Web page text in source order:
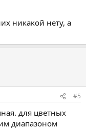
никакой нету, а
#5
для цветных
диапазоном